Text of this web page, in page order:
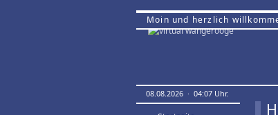
Moin und herzlich
08.08.2026 · 04:07 Uhr.